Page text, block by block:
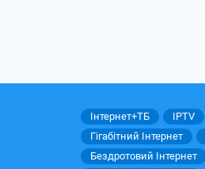
Інтернет+ТБ IPTV
Гігабітний Інтернет
Бездротовий Інтернет